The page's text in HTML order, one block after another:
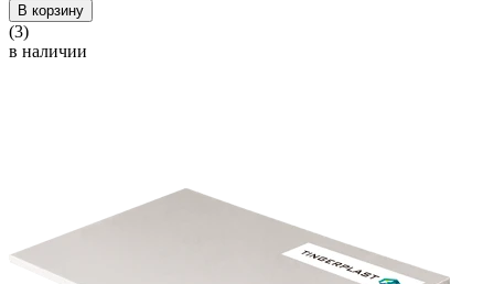
В корзину
(3)
в наличии